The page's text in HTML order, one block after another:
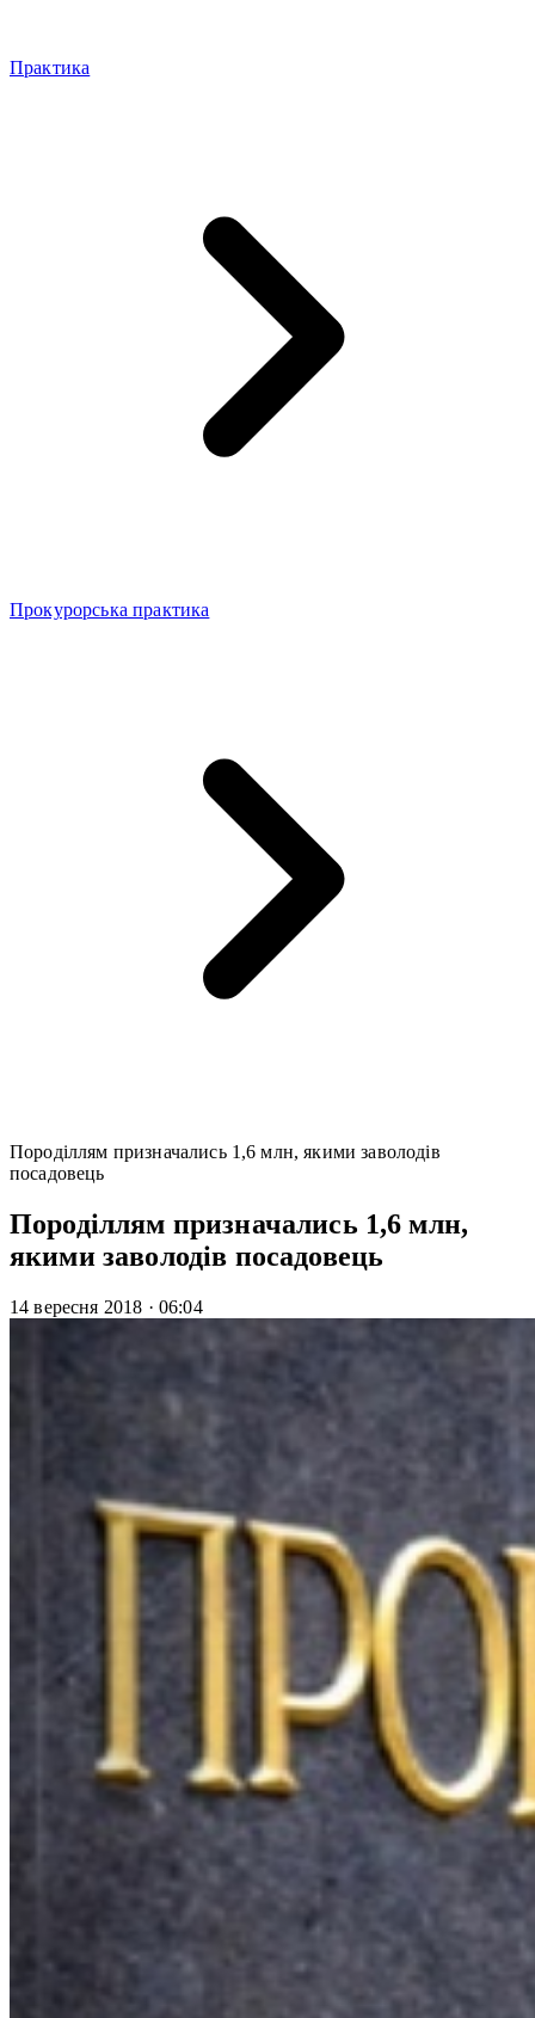
Практика
Прокурорська практика
Породіллям призначались 1,6 млн, якими заволодів
посадовець
Породіллям призначались 1,6 млн,
якими заволодів посадовець
14 вересня 2018 · 06:04